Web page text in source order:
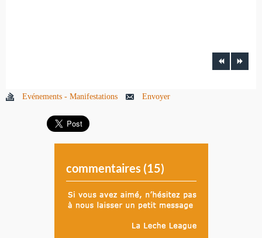
Evénements - Manifestations Envoyer
commentaires (15)